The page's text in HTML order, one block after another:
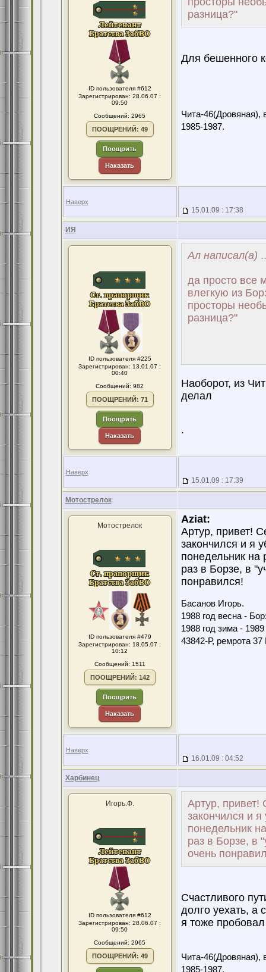
ID пользователя #612
Зарегистрирован: 28.06.07 :
09:50
Сообщений: 2965
ПООЩРЕНИЙ: 49
Поощрить
Наказать
разница?"
Для бешенного
Чита-46(Дровяная),
1985-1987.
Наверх
15.01.09 : 17:38
ИЯ
ID пользователя #225
Зарегистрирован: 13.01.07 :
00:40
Сообщений: 982
ПООЩРЕНИЙ: 71
Поощрить
Наказать
Ал написал(а)
да просто все
влегкую из
просторы
разница?"
Наоборот, из
делал
.
Наверх
15.01.09 : 17:39
Мотострелок
Мотострелок
ID пользователя #479
Зарегистрирован: 18.05.07 :
10:12
Сообщений: 1511
ПООЩРЕНИЙ: 142
Поощрить
Наказать
Aziat:
Артур, привет!
закончился и я
понедельник на
раз в Борзе, в
понравился!
Басанов Игорь.
1988 год весна -
1988 год зима -
43842-Р, ремрота
Наверх
16.01.09 : 04:52
Харбинец
Игорь.Ф.
ID пользователя #612
Зарегистрирован: 28.06.07 :
09:50
Сообщений: 2965
ПООЩРЕНИЙ: 49
Артур, привет!
закончился и
понедельник
раз в Борзе, в
очень
Счастливого
долго уехать, а
я тоже
Чита-46(Дровяная),
1985-1987.